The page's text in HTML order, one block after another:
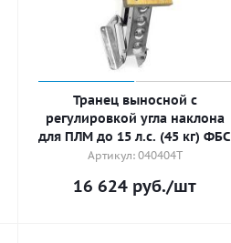
Транец выносной с
регулировкой угла наклона
для ПЛМ до 15 л.с. (45 кг) ФБС
Артикул: 040404T
16 624 руб./шт